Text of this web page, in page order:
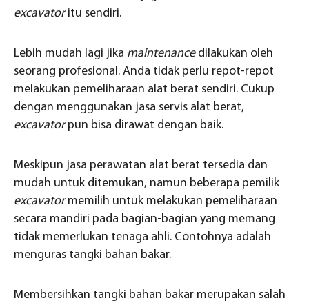
excavatoritu sendiri.
Lebih mudah lagi jika maintenancedilakukan oleh
seorang profesional. Anda tidak perlu repot-repot
melakukan pemeliharaan alat berat sendiri. Cukup
dengan menggunakan jasa servis alat berat,
excavatorpun bisa dirawat dengan baik.
Meskipun jasa perawatan alat berat tersedia dan
mudah untuk ditemukan, namun beberapa pemilik
excavatormemilih untuk melakukan pemeliharaan
secara mandiri pada bagian-bagian yang memang
tidak memerlukan tenaga ahli. Contohnya adalah
menguras tangki bahan bakar.
Membersihkan tangki bahan bakar merupakan salah